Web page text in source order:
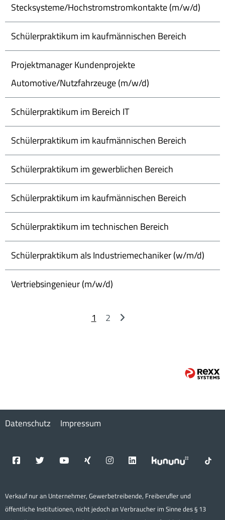
Stecksysteme/Hochstromstromkontakte (m/w/d)
Schülerpraktikum im kaufmännischen Bereich
Projektmanager Kundenprojekte
Automotive/Nutzfahrzeuge (m/w/d)
Schülerpraktikum im Bereich IT
Schülerpraktikum im kaufmännischen Bereich
Schülerpraktikum im gewerblichen Bereich
Schülerpraktikum im kaufmännischen Bereich
Schülerpraktikum im technischen Bereich
Schülerpraktikum als Industriemechaniker (w/m/d)
Vertriebsingenieur (m/w/d)
1 2
Datenschutz Impressum
Verkauf nur an Unternehmer, Gewerbetreibende, Freiberufler und
öffentliche Institutionen, nicht jedoch an Verbraucher im Sinne des § 13